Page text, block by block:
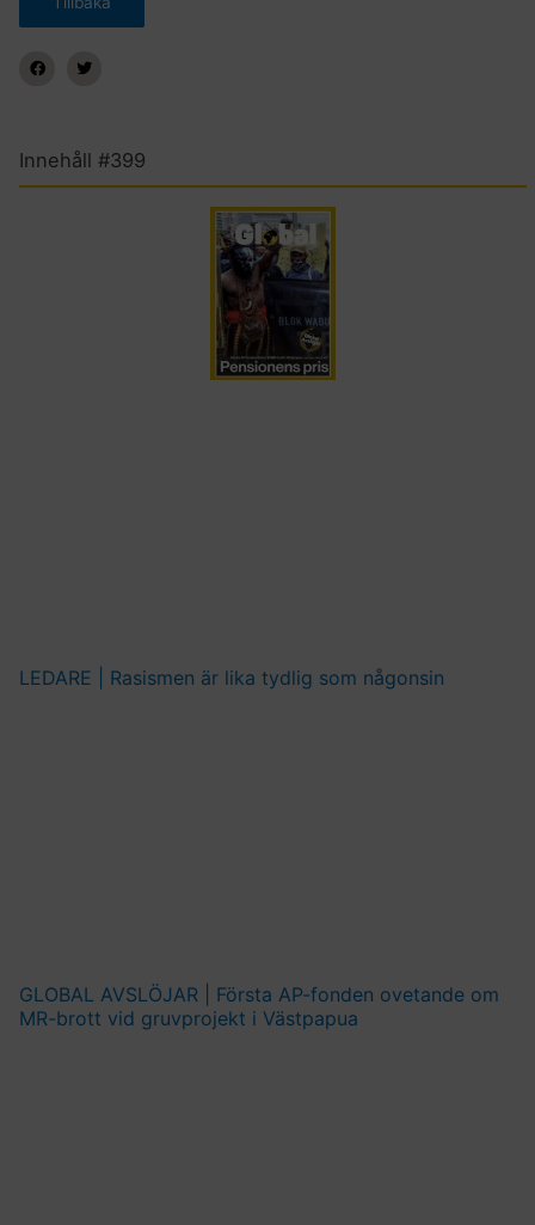
Innehåll #399
LEDARE | Rasismen är lika tydlig som någonsin
GLOBAL AVSLÖJAR | Första AP-fonden ovetande om
MR-brott vid gruvprojekt i Västpapua